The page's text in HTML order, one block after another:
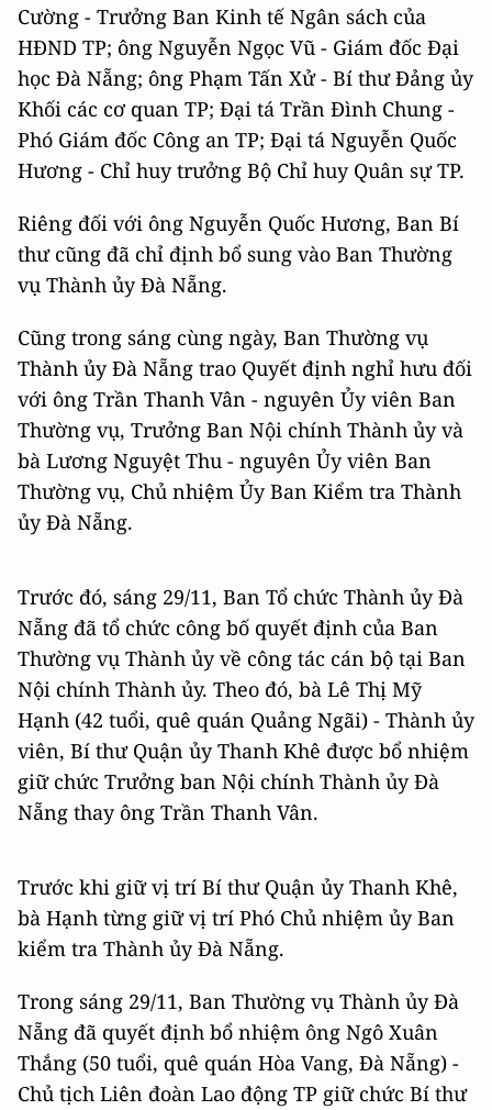
Cường - Trưởng Ban Kinh tế Ngân sách của
HĐND TP; ông Nguyễn Ngọc Vũ - Giám đốc Đại
học Đà Nẵng; ông Phạm Tấn Xử - Bí thư Đảng ủy
Khối các cơ quan TP; Đại tá Trần Đình Chung -
Phó Giám đốc Công an TP; Đại tá Nguyễn Quốc
Hương - Chỉ huy trưởng Bộ Chỉ huy Quân sự TP.
Riêng đối với ông Nguyễn Quốc Hương, Ban Bí
thư cũng đã chỉ định bổ sung vào Ban Thường
vụ Thành ủy Đà Nẵng.
Cũng trong sáng cùng ngày, Ban Thường vụ
Thành ủy Đà Nẵng trao Quyết định nghỉ hưu đối
với ông Trần Thanh Vân - nguyên Ủy viên Ban
Thường vụ, Trưởng Ban Nội chính Thành ủy và
bà Lương Nguyệt Thu - nguyên Ủy viên Ban
Thường vụ, Chủ nhiệm Ủy Ban Kiểm tra Thành
ủy Đà Nẵng.
Trước đó, sáng 29/11, Ban Tổ chức Thành ủy Đà
Nẵng đã tổ chức công bố quyết định của Ban
Thường vụ Thành ủy về công tác cán bộ tại Ban
Nội chính Thành ủy. Theo đó, bà Lê Thị Mỹ
Hạnh (42 tuổi, quê quán Quảng Ngãi) - Thành ủy
viên, Bí thư Quận ủy Thanh Khê được bổ nhiệm
giữ chức Trưởng ban Nội chính Thành ủy Đà
Nẵng thay ông Trần Thanh Vân.
Trước khi giữ vị trí Bí thư Quận ủy Thanh Khê,
bà Hạnh từng giữ vị trí Phó Chủ nhiệm ủy Ban
kiểm tra Thành ủy Đà Nẵng.
Trong sáng 29/11, Ban Thường vụ Thành ủy Đà
Nẵng đã quyết định bổ nhiệm ông Ngô Xuân
Thắng (50 tuổi, quê quán Hòa Vang, Đà Nẵng) -
Chủ tịch Liên đoàn Lao động TP giữ chức Bí thư